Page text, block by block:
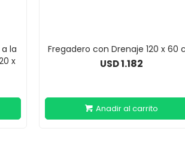
la
x
Fregadero con Drenaje 120 x 60
USD1.182